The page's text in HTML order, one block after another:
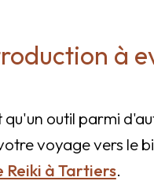
à
outil parmi
voyage vers le
Reiki à Tartiers.